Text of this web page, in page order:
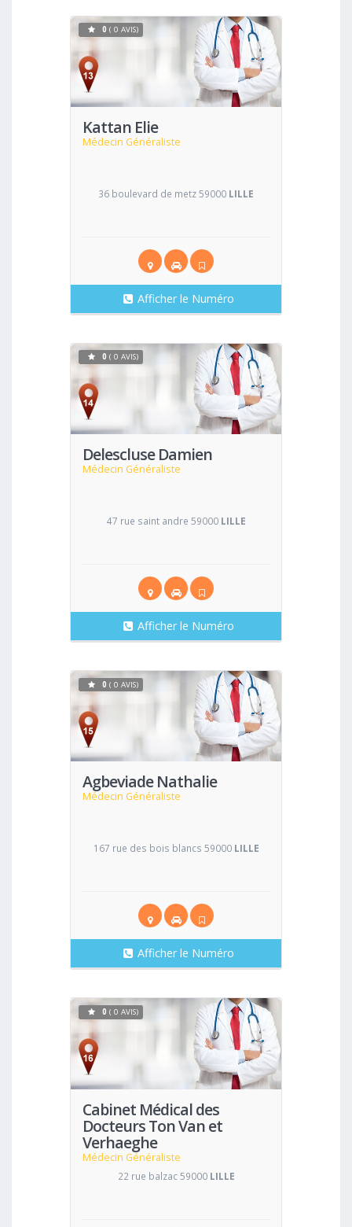
Kattan Elie
Médecin Généraliste
Voir
0 ( 0 AVIS)
36 boulevard de metz 59000 LILLE
Afficher le Numéro
Delescluse Damien
Médecin Généraliste
Voir
0 ( 0 AVIS)
47 rue saint andre 59000 LILLE
Afficher le Numéro
Agbeviade Nathalie
Médecin Généraliste
Voir
0 ( 0 AVIS)
167 rue des bois blancs 59000 LILLE
Afficher le Numéro
Cabinet Médical des
Docteurs Ton Van et
Verhaeghe
Médecin Généraliste
Voir
0 ( 0 AVIS)
22 rue balzac 59000 LILLE